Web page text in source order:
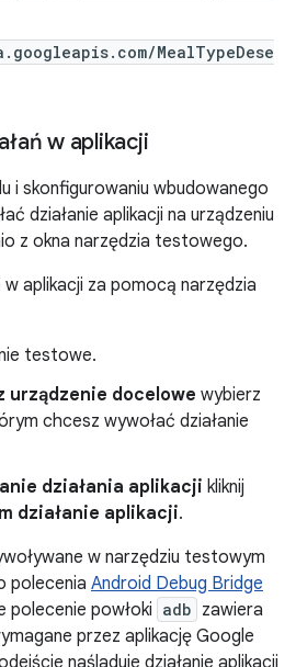
MealTypeDese
w aplikacji
i skonfigurowaniu wbudowanego
działanie aplikacji na urządzeniu
z okna narzędzia testowego.
w aplikacji za pomocą narzędzia
testowe.
urządzenie docelowe wybierz
chcesz wywołać działanie
działania aplikacji kliknij
działanie aplikacji.
w narzędziu testowym
polecenia Android Debug Bridge
polecenie powłoki adb zawiera
przez aplikację Google
naśladuje działanie aplikacji